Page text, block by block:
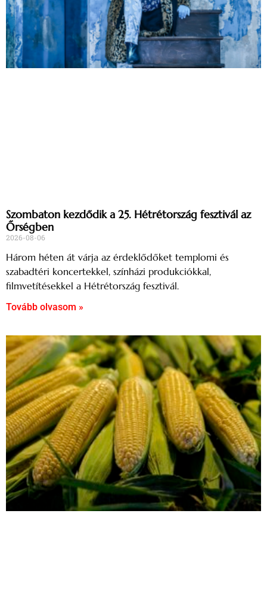
Szombaton kezdődik a 25. Hétrétország fesztivál az
Őrségben
2026-08-06
Három héten át várja az érdeklődőket templomi és
szabadtéri koncertekkel, színházi produkciókkal,
filmvetítésekkel a Hétrétország fesztivál.
Tovább olvasom »